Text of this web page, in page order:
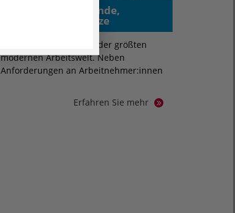
Arbeitsplatz: Gründe,
und Lösungsansätze
inzwischen zu einem der größten
Arbeitswelt. Neben
an Arbeitnehmer:innen
Erfahren Sie mehr